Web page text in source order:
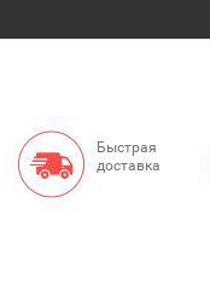
Быстрая
доставка